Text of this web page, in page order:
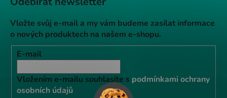
Vložte svůj e-mail a my vám budeme zasílat informace
o nových produktech na našem e-shopu.
E-mail
Vložením e-mailu souhlasíte s podmínkami ochrany
osobních údajů